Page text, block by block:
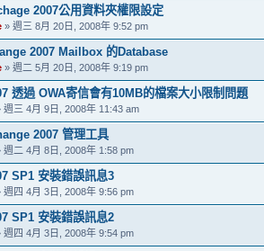
2007公用資料夾權限設定
» 週三 8月 20日, 2008年 9:52 pm
2007 Mailbox 的Database
» 週二 5月 20日, 2008年 9:19 pm
透過 OWA寄信會有10MB的檔案大小限制問題
週三 4月 9日, 2008年 11:43 am
2007 管理工具
週二 4月 8日, 2008年 1:58 pm
SP1 安裝錯誤訊息3
週四 4月 3日, 2008年 9:56 pm
SP1 安裝錯誤訊息2
週四 4月 3日, 2008年 9:54 pm